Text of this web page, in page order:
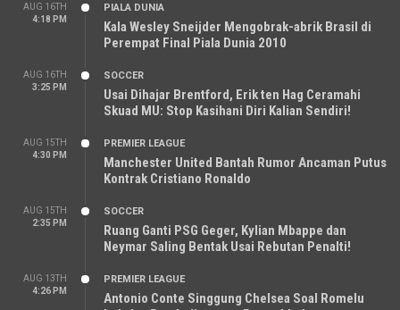
AUG 16TH
4:18 PM
PIALA DUNIA
Kala Wesley Sneijder Mengobrak-abrik Brasil di
Perempat Final Piala Dunia 2010
AUG 16TH
3:25 PM
SOCCER
Usai Dihajar Brentford, Erik ten Hag Ceramahi
Skuad MU: Stop Kasihani Diri Kalian Sendiri!
AUG 15TH
4:30 PM
PREMIER LEAGUE
Manchester United Bantah Rumor Ancaman Putus
Kontrak Cristiano Ronaldo
AUG 15TH
2:35 PM
SOCCER
Ruang Ganti PSG Geger, Kylian Mbappe dan
Neymar Saling Bentak Usai Rebutan Penalti!
AUG 13TH
4:26 PM
PREMIER LEAGUE
Antonio Conte Singgung Chelsea Soal Romelu